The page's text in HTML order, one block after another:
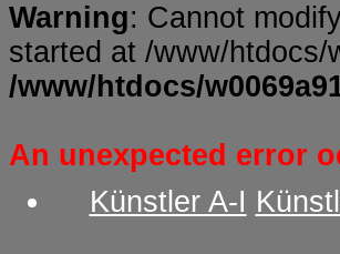
Warning: Cannot
started at /www/htdocs/
/www/htdocs/
An unexpected error
Künstler A-I